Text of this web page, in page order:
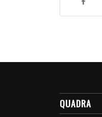
QUADRA